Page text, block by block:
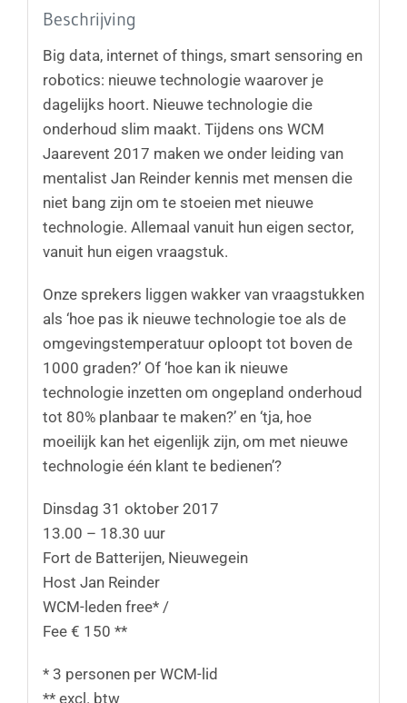
Beschrijving
Big data, internet of things, smart sensoring en
robotics: nieuwe technologie waarover je
dagelijks hoort. Nieuwe technologie die
onderhoud slim maakt. Tijdens ons WCM
Jaarevent 2017 maken we onder leiding van
mentalist Jan Reinder kennis met mensen die
niet bang zijn om te stoeien met nieuwe
technologie. Allemaal vanuit hun eigen sector,
vanuit hun eigen vraagstuk.
Onze sprekers liggen wakker van vraagstukken
als ‘hoe pas ik nieuwe technologie toe als de
omgevingstemperatuur oploopt tot boven de
1000 graden?’ Of ‘hoe kan ik nieuwe
technologie inzetten om ongepland onderhoud
tot 80% planbaar te maken?’ en ‘tja, hoe
moeilijk kan het eigenlijk zijn, om met nieuwe
technologie één klant te bedienen’?
Dinsdag 31 oktober 2017
13.00 – 18.30 uur
Fort de Batterijen, Nieuwegein
Host Jan Reinder
WCM-leden free* /
Fee € 150 **
* 3 personen per WCM-lid
** excl. btw